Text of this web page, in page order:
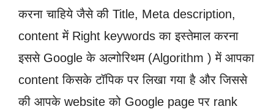
करना चाहिये जैसे की Title, Meta description,
content में Right keywords का इस्तेमाल करना
इससे Google के अल्गोरिथम (Algorithm ) में आपका
content किसके टॉपिक पर लिखा गया है और जिससे
की आपके website को Google page पर rank